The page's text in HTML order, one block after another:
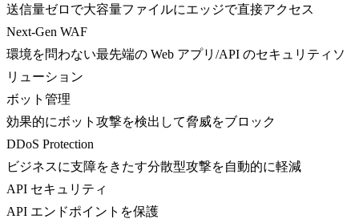
送信量ゼロで大容量ファイルにエッジで直接アクセス
Next-Gen WAF
環境を問わない最先端の Web アプリ/API のセキュリティソ
リューション
ボット管理
効果的にボット攻撃を検出して脅威をブロック
DDoS Protection
ビジネスに支障をきたす分散型攻撃を自動的に軽減
API セキュリティ
API エンドポイントを保護